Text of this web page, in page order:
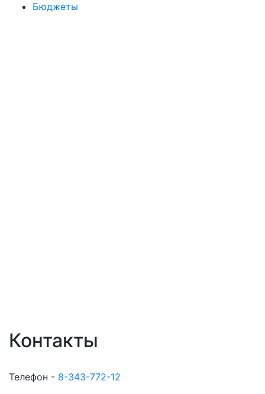
Бюджеты
Контакты
Телефон - 8-343-772-12